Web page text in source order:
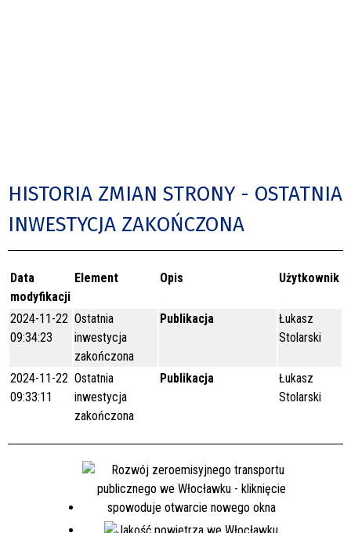
HISTORIA ZMIAN STRONY - OSTATNIA
INWESTYCJA ZAKOŃCZONA
Data
modyfikacji
Element Opis Użytkownik
2024-11-22
09:34:23
Ostatnia
inwestycja
zakończona
Publikacja
Łukasz
Stolarski
2024-11-22
09:33:11
Ostatnia
inwestycja
zakończona
Publikacja
Łukasz
Stolarski